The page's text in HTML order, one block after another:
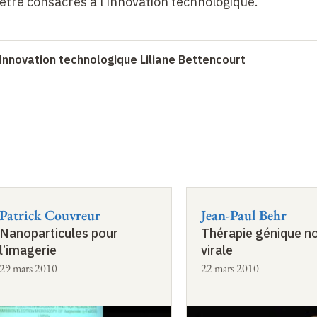
technologique Liliane Bettencourt
Patrick Couvreur
Nanoparticules pour
l’imagerie
29 mars 2010
Jean-Paul Behr
Thérapie génique
virale
22 mars 2010